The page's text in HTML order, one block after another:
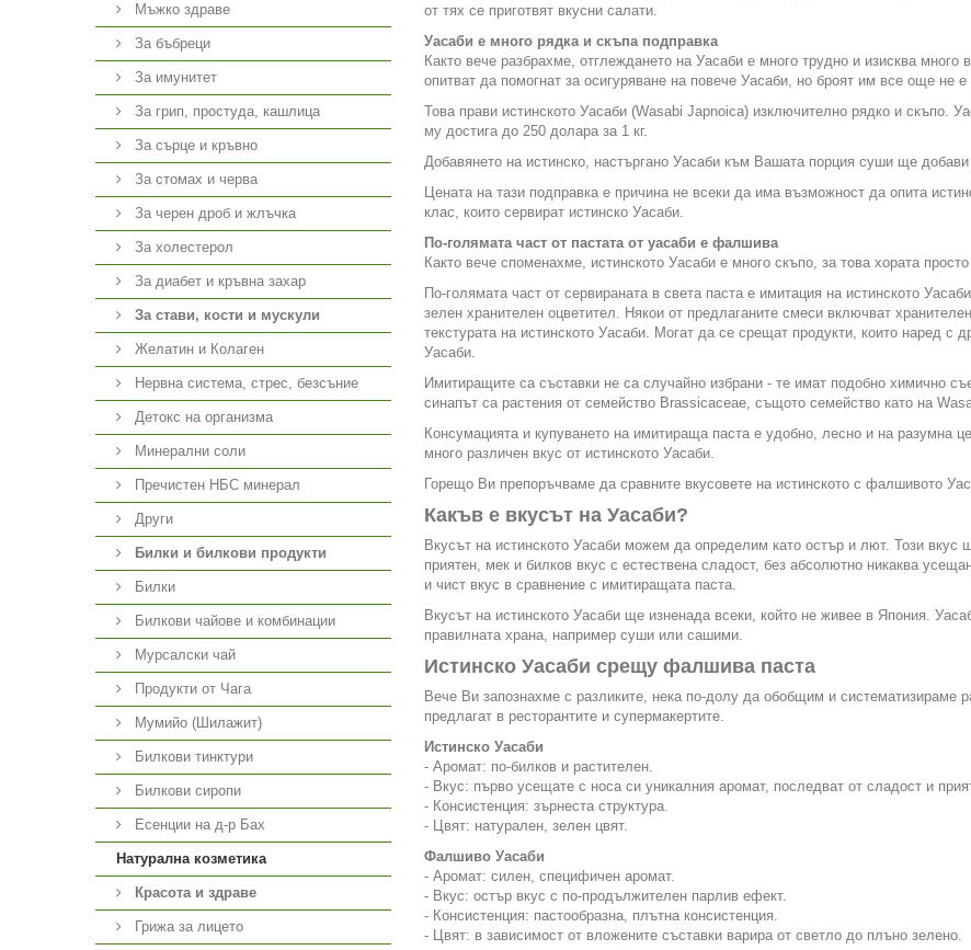
Мъжко здраве
За бъбреци
За имунитет
За грип, простуда, кашлица
За сърце и кръвно
За стомах и черва
За черен дроб и жлъчка
За холестерол
За диабет и кръвна захар
За стави, кости и мускули
Желатин и Колаген
Нервна система, стрес, безсъние
Детокс на организма
Минерални соли
Пречистен НБС минерал
Други
Билки и билкови продукти
Билки
Билкови чайове и комбинации
Мурсалски чай
Продукти от Чага
Мумийо (Шилажит)
Билкови тинктури
Билкови сиропи
Есенции на д-р Бах
Натурална козметика
Красота и здраве
Грижа за лицето
от тях се приготвят вкусни салати.
Уасаби е много рядка и скъпа подправка
Както вече разбрахме, отглеждането на Уасаби е много трудно и изисква
опитват да помогнат за осигуряване на повече Уасаби, но броят им все още не
Това прави истинското Уасаби (Wasabi Japnoica) изключително рядко и скъпо.
му достига до 250 долара за 1 кг.
Добавянето на истинско, настъргано Уасаби към Вашата порция суши ще
Цената на тази подправка е причина не всеки да има възможност да опита
клас, които сервират истинско Уасаби.
По-голямата част от пастата от уасаби е фалшива
Както вече споменахме, истинското Уасаби е много скъпо, за това хората
По-голямата част от сервираната в света паста е имитация на истинското
зелен хранителен оцветител. Някои от предлаганите смеси включват
текстурата на истинското Уасаби. Могат да се срещат продукти, които наред с
Уасаби.
Имитиращите са съставки не са случайно избрани - те имат подобно химично
синапът са растения от семейство Brassicaceae, същото семейство като на
Консумацията и купуването на имитираща паста е удобно, лесно и на разумна
много различен вкус от истинското Уасаби.
Горещо Ви препоръчваме да сравните вкусовете на истинското с фалшивото
Какъв е вкусът на Уасаби?
Вкусът на истинското Уасаби можем да определим като остър и лют. Този
приятен, мек и билков вкус с естествена сладост, без абсолютно никаква
и чист вкус в сравнение с имитиращата паста.
Вкусът на истинското Уасаби ще изненада всеки, който не живее в Япония.
правилната храна, например суши или сашими.
Истинско Уасаби срещу фалшива паста
Вече Ви запознахме с разликите, нека по-долу да обобщим и систематизираме
предлагат в ресторантите и супермакертите.
Истинско Уасаби
- Аромат: по-билков и растителен.
- Вкус: първо усещате с носа си уникалния аромат, последват от сладост и
- Консистенция: зърнеста структура.
- Цвят: натурален, зелен цвят.
Фалшиво Уасаби
- Аромат: силен, специфичен аромат.
- Вкус: остър вкус с по-продължителен парлив ефект.
- Консистенция: пастообразна, плътна консистенция.
- Цвят: в зависимост от вложените съставки варира от светло до плъно зелено.